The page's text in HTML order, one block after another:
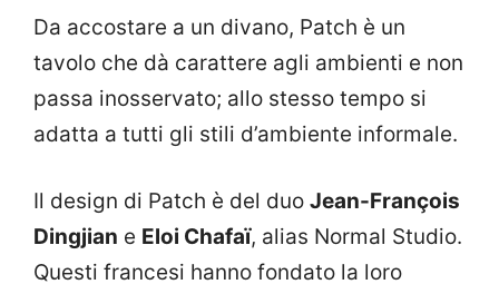
Da accostare a un divano, Patch è un
tavolo che dà carattere agli ambienti e non
passa inosservato; allo stesso tempo si
adatta a tutti gli stili d’ambiente informale.
Il design di Patch è del duo Jean-François
Dingjian e Eloi Chafaï, alias Normal Studio.
Questi francesi hanno fondato la loro